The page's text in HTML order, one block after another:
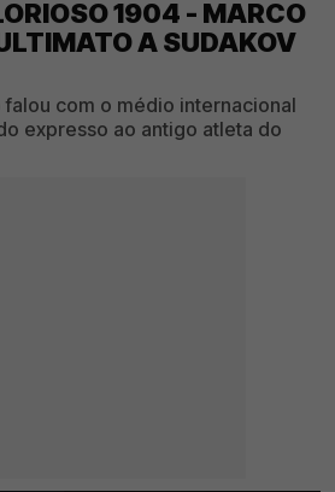
1904 - MARCO
A SUDAKOV
com o médio internacional
expresso ao antigo atleta do